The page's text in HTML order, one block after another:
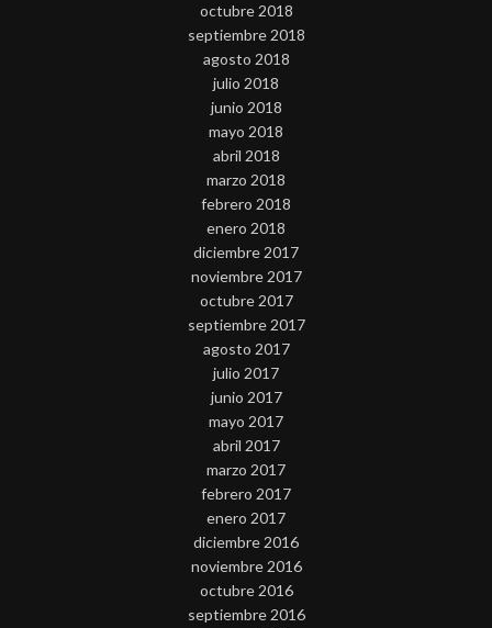
octubre 2018
septiembre 2018
agosto 2018
julio 2018
junio 2018
mayo 2018
abril 2018
marzo 2018
febrero 2018
enero 2018
diciembre 2017
noviembre 2017
octubre 2017
septiembre 2017
agosto 2017
julio 2017
junio 2017
mayo 2017
abril 2017
marzo 2017
febrero 2017
enero 2017
diciembre 2016
noviembre 2016
octubre 2016
septiembre 2016